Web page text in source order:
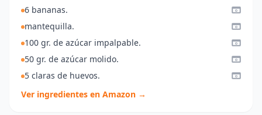
6 bananas.
mantequilla.
100 gr. de azúcar impalpable.
50 gr. de azúcar molido.
5 claras de huevos.
Ver ingredientes en Amazon →